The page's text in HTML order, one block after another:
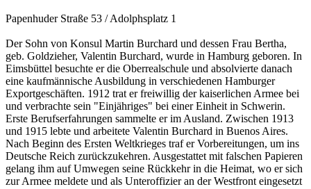
Papenhuder Straße 53 / Adolphsplatz 1
Der Sohn von Konsul Martin Burchard und dessen Frau Bertha,
geb. Goldzieher, Valentin Bur­chard, wurde in Hamburg geboren. In
Eimsbüttel besuchte er die Oberrealschule und absolvierte danach
eine kaufmännische Ausbildung in verschiedenen Hamburger
Exportge­schäf­ten. 1912 trat er freiwillig der kaiserlichen Armee bei
und verbrachte sein "Einjähriges" bei einer Ein­heit in Schwerin.
Erste Berufserfahrungen sammelte er im Ausland. Zwischen 1913
und 1915 lebte und arbeitete Valentin Burchard in Buenos Aires.
Nach Beginn des Ersten Welt­­krieges traf er Vorbereitungen, um ins
Deutsche Reich zurückzukehren. Ausgestattet mit fal­schen Papieren
gelang ihm auf Umwegen seine Rückkehr in die Heimat, wo er sich
zur Armee meldete und als Unteroffizier an der Westfront eingesetzt